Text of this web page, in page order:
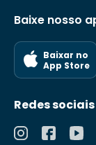
Baixe nosso
Baixar no
App Store
Redes sociais